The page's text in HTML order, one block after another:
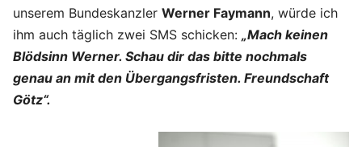
unserem Bundeskanzler Werner Faymann, würde ich
ihm auch täglich zwei SMS schicken: „Mach keinen
Blödsinn Werner. Schau dir das bitte nochmals
genau an mit den Übergangsfristen. Freundschaft
Götz“.